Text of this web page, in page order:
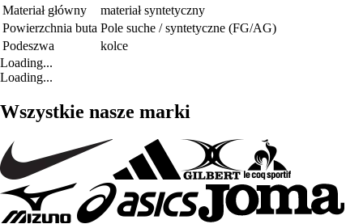
Materiał główny
materiał syntetyczny
Powierzchnia buta Pole suche / syntetyczne (FG/AG)
Podeszwa
kolce
Loading...
Loading...
Wszystkie nasze marki